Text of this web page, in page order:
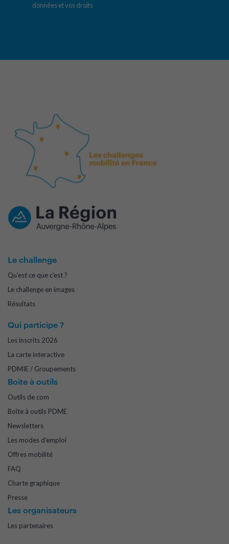
données et vos droits
Le challenge
Qu'est ce que c'est ?
Le challenge en images
Résultats
Qui participe ?
Les inscrits 2026
La carte interactive
PDMIE / Groupements
Boite à outils
Outils de com
Boîte à outils PDME
Newsletters
Les modes d'emploi
Offres mobilité
FAQ
Charte graphique
Presse
Les organisateurs
Les partenaires